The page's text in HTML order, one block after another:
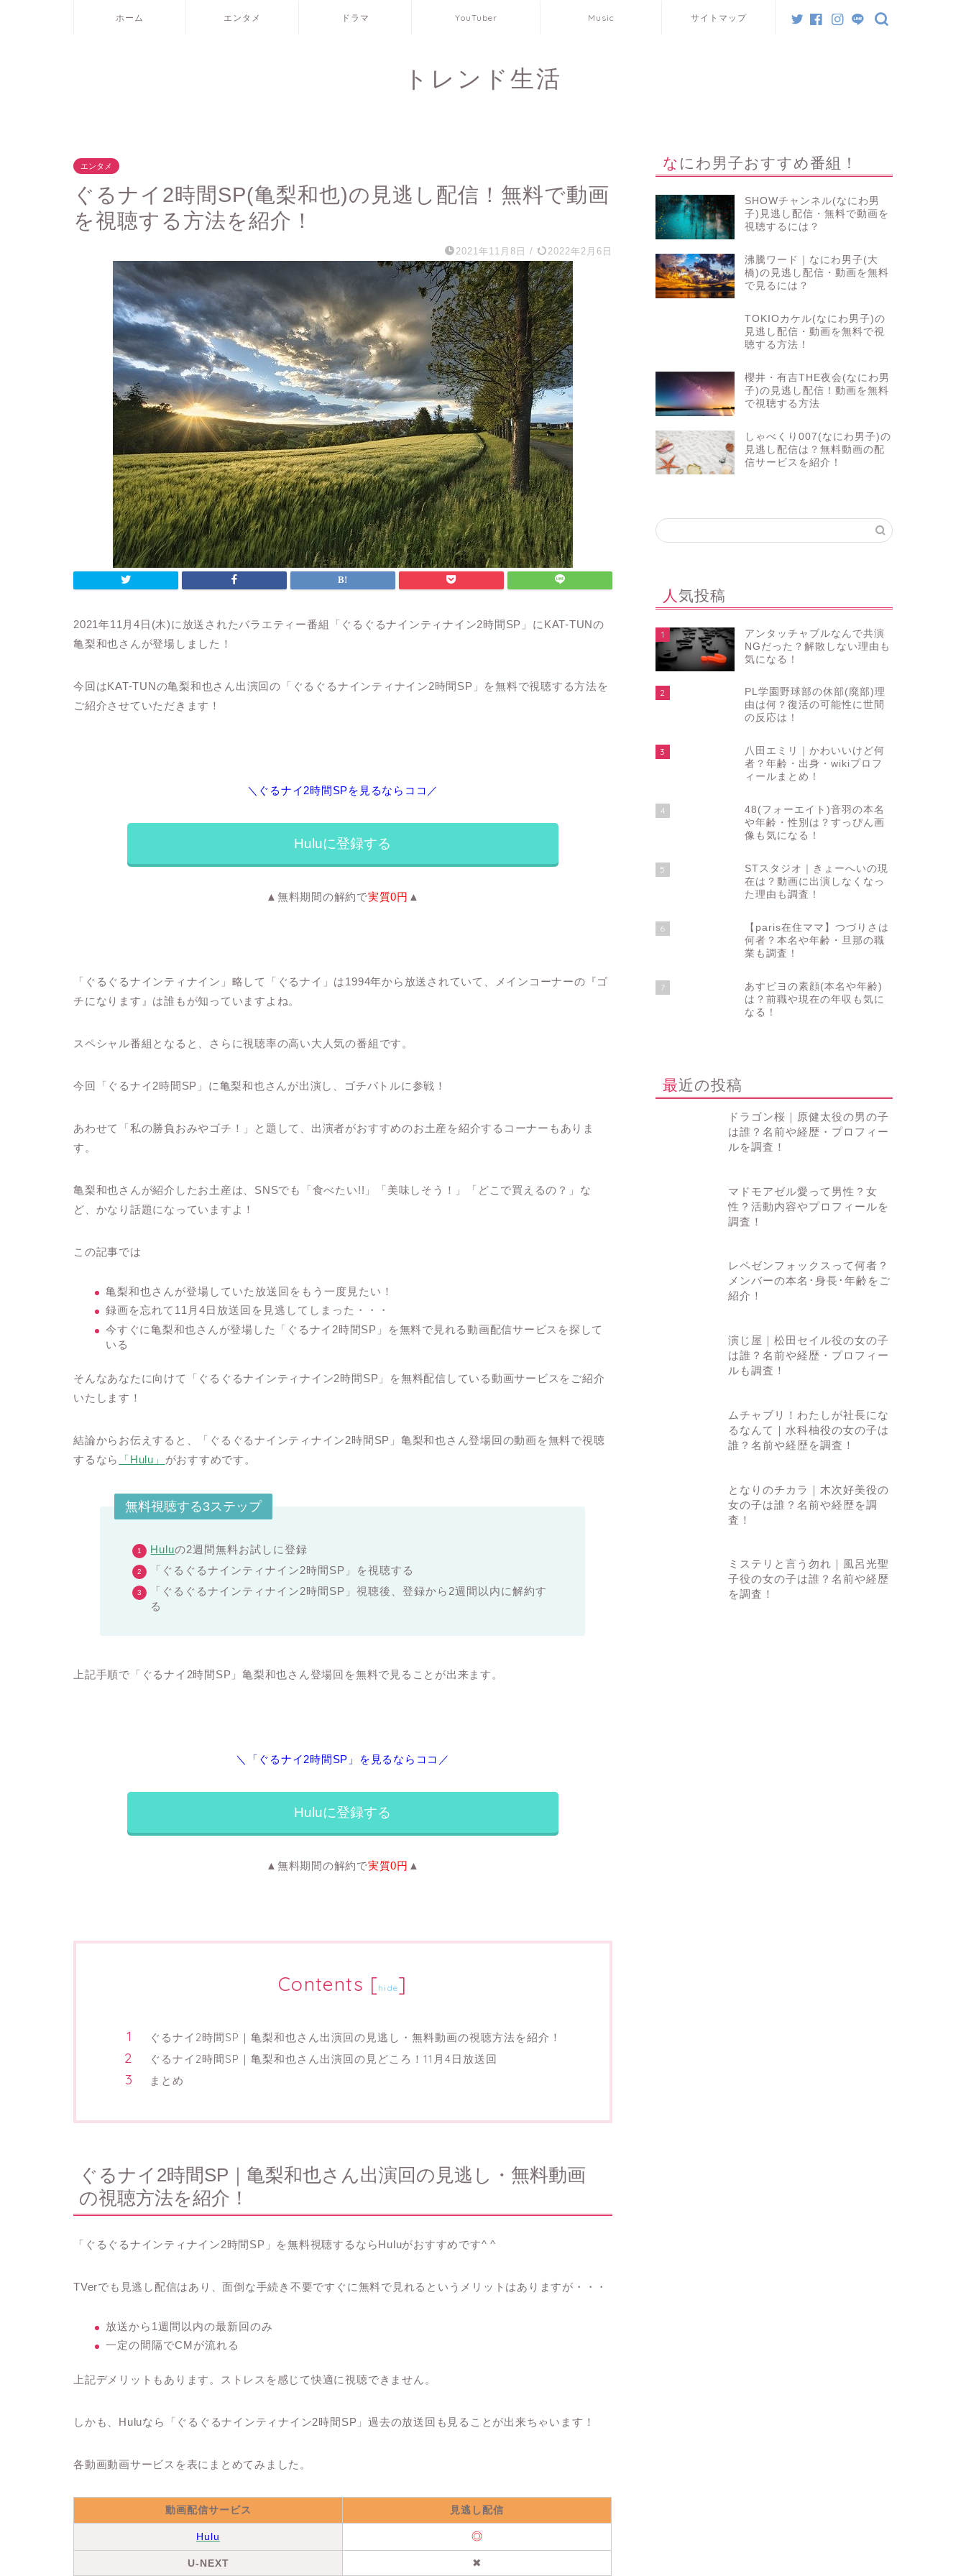
ホーム エンタメ ドラマ YouTuber Music サイトマップ
トレンド生活
エンタメ
ぐるナイ2時間SP(亀梨和也)の見逃し配信！無料で動画
を視聴する方法を紹介！
2021年11月8日 / 2022年2月6日
2021年11月4日(木)に放送されたバラエティー番組 「ぐるぐるナインティナイン2時間SP」 にKAT-TUNの
亀梨和也さんが登場しました！
今回はKAT-TUNの亀梨和也さん出演回の「ぐるぐるナインティナイン2時間SP」を無料で視聴する方法を
ご紹介させていただきます！
＼ぐるナイ2時間SPを見るならココ／
Huluに登録する
▲無料期間の解約で実質0円 ▲
「ぐるぐるナインティナイン」略して「ぐるナイ」は1994年から放送されていて、メインコーナーの『ゴ
チになります』は誰もが知っていますよね。
スペシャル番組となると、さらに視聴率の高い大人気の番組です。
今回「ぐるナイ2時間SP」に亀梨和也さんが出演し、ゴチバトルに参戦！
あわせて「私の勝負おみやゴチ！」と題して、出演者がおすすめのお土産を紹介するコーナーもありま
す。
亀梨和也さんが紹介したお土産は、SNSでも「食べたい!!」「美味しそう！」「どこで買えるの？」な
ど、かなり話題になっていますよ！
この記事では
亀梨和也さんが登場していた放送回をもう一度見たい！
録画を忘れて11月4日放送回を見逃してしまった・・・
今すぐに亀梨和也さんが登場した「ぐるナイ2時間SP」を無料で見れる動画配信サービスを探して
いる
そんなあなたに向けて「 ぐるぐるナインティナイン2時間SP 」を無料配信している動画サービスをご紹介
いたします！
結論からお伝えすると、「 ぐるぐるナインティナイン2時間SP」亀梨和也さん登場回の動画を無料で視聴
するなら
「Hulu」 がおすすめです。
無料視聴する3ステップ
Huluの2週間無料お試しに登録
「ぐるぐるナインティナイン2時間SP」を視聴する
「ぐるぐるナインティナイン2時間SP」視聴後、登録から2週間以内に解約す
る
上記手順で「ぐるナイ2時間SP」亀梨和也さん登場回を無料で見ることが出来ます。
＼「ぐるナイ2時間SP」を見るならココ／
Huluに登録する
▲無料期間の解約で実質0円 ▲
Contents [hide]
ぐるナイ2時間SP｜亀梨和也さん出演回の見逃し・無料動画の視聴方法を紹介！
ぐるナイ2時間SP｜亀梨和也さん出演回の見どころ！11月4日放送回
まとめ
ぐるナイ2時間SP｜亀梨和也さん出演回の見逃し・無料動画
の視聴方法を紹介！
「ぐるぐるナインティナイン2時間SP 」を無料視聴するならHuluがおすすめです^ ^
TVerでも見逃し配信はあり、面倒な手続き不要ですぐに無料で見れるというメリットはありますが・・・
放送から1週間以内の最新回のみ
一定の間隔でCMが流れる
上記デメリットもあります。ストレスを感じて快適に視聴できません。
しかも、Huluなら 「ぐるぐるナインティナイン2時間SP」過去の放送回も見ることが出来ちゃいます！
各動画動画サービスを表にまとめてみました。
動画配信サービス 見逃し配信
Hulu ◎
U-NEXT ✖︎
なにわ男子おすすめ番組！
SHOWチャンネル(なにわ男
子)見逃し配信・無料で動画を
視聴するには？
沸騰ワード｜なにわ男子(大
橋)の見逃し配信・動画を無料
で見るには？
TOKIOカケル(なにわ男子)の
見逃し配信・動画を無料で視
聴する方法！
櫻井・有吉THE夜会(なにわ男
子)の見逃し配信！動画を無料
で視聴する方法
しゃべくり007(なにわ男子)の
見逃し配信は？無料動画の配
信サービスを紹介！
人気投稿
1
アンタッチャブルなんで共演
NGだった？解散しない理由も
気になる！
2
PL学園野球部の休部(廃部)理
由は何？復活の可能性に世間
の反応は！
3
八田エミリ｜かわいいけど何
者？年齢・出身・wikiプロフ
ィールまとめ！
4
48(フォーエイト)音羽の本名
や年齢・性別は？すっぴん画
像も気になる！
5
STスタジオ｜きょーへいの現
在は？動画に出演しなくなっ
た理由も調査！
6
【paris在住ママ】つづりさは
何者？本名や年齢・旦那の職
業も調査！
7
あすピヨの素顔(本名や年齢)
は？前職や現在の年収も気に
なる！
最近の投稿
ドラゴン桜｜原健太役の男の子
は誰？名前や経歴・プロフィー
ルを調査！
マドモアゼル愛って男性？女
性？活動内容やプロフィールを
調査！
レペゼンフォックスって何者？
メンバーの本名･身長･年齢をご
紹介！
演じ屋｜松田セイル役の女の子
は誰？名前や経歴・プロフィー
ルも調査！
ムチャブリ！わたしが社長にな
るなんて｜水科柚役の女の子は
誰？名前や経歴を調査！
となりのチカラ｜木次好美役の
女の子は誰？名前や経歴を調
査！
ミステリと言う勿れ｜風呂光聖
子役の女の子は誰？名前や経歴
を調査！